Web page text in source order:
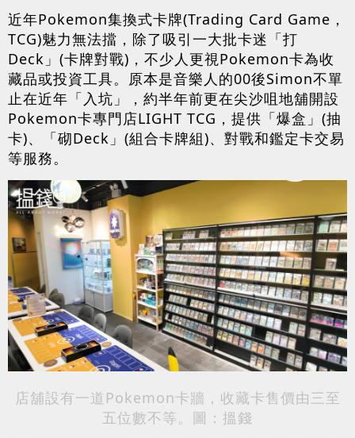
近年Pokemon集換式卡牌(Trading Card Game，
TCG)魅力無法擋，除了吸引一大批卡迷「打
Deck」(卡牌對戰)，不少人更視Pokemon卡為收
藏品或投資工具。原本是音樂人的00後Simon不單
止在近年「入坑」，約半年前更在尖沙咀地舖開設
Pokemon卡專門店LIGHT TCG，提供「爆盒」(抽
卡)、「砌Deck」(組合卡牌組)、對戰和鑑定卡交易
等服務。
店舖設有一道Pokemon卡牆，收藏卡售價由三至
五位數不等。圖：搵錢